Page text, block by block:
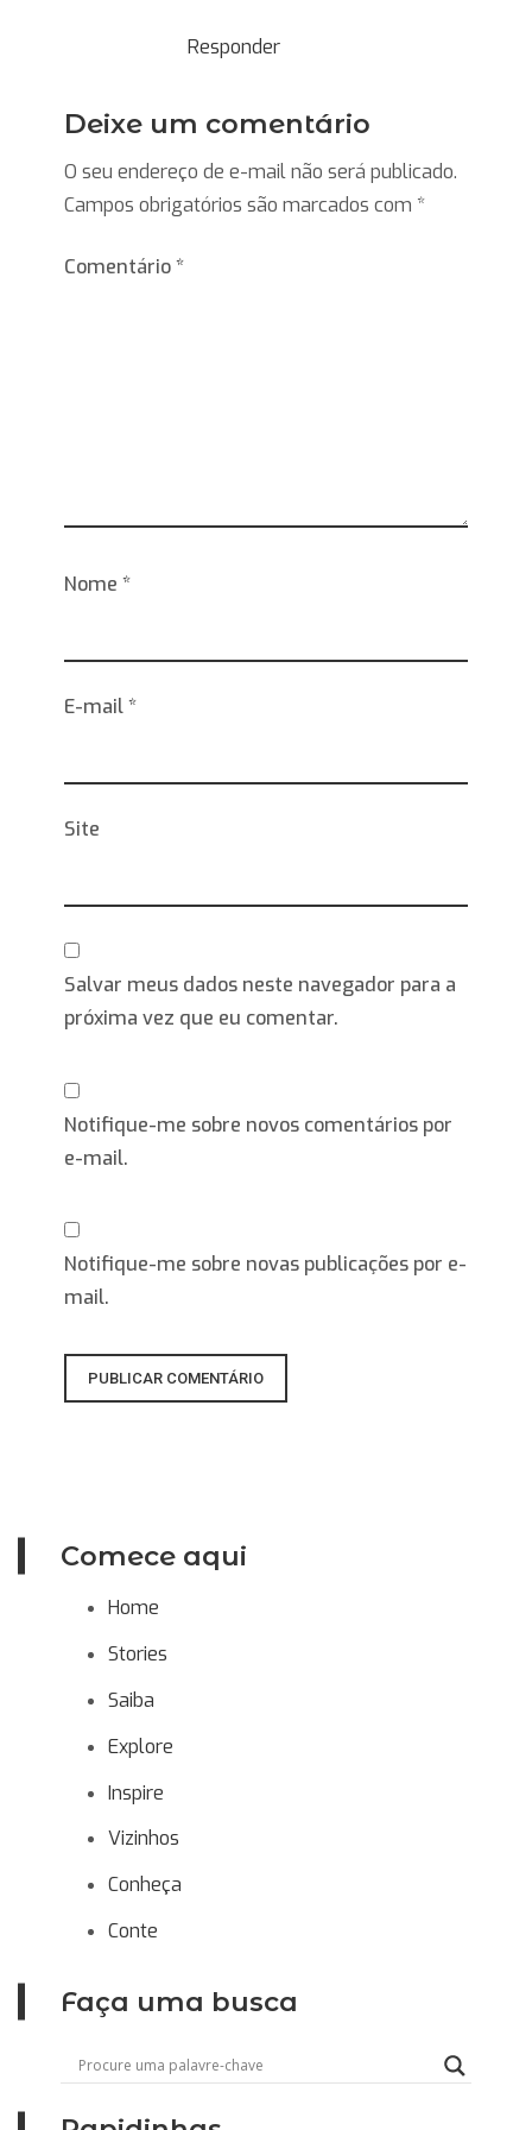
Comece aqui
Home
Stories
Saiba
Explore
Inspire
Vizinhos
Conheça
Conte
Faça uma busca
Responder
Deixe um comentário
O seu endereço de e-mail não será publicado.
Campos obrigatórios são marcados com *
Comentário*
Nome *
E-mail*
Site
Salvar meus dados neste navegador para a
próxima vez que eu comentar.
Notifique-me sobre novos comentários por
e-mail.
Notifique-me sobre novas publicações por e-
mail.